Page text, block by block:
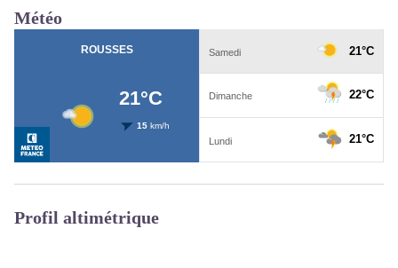
Météo
Profil altimétrique